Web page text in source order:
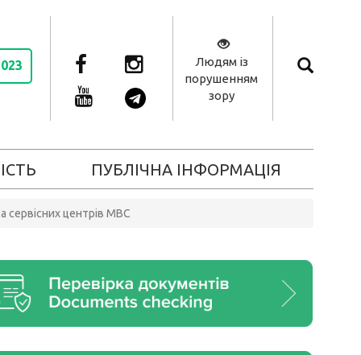
Людям із
порушенням
зору
ПУБЛІЧНА ІНФОРМАЦІЯ
сервісних центрів МВС